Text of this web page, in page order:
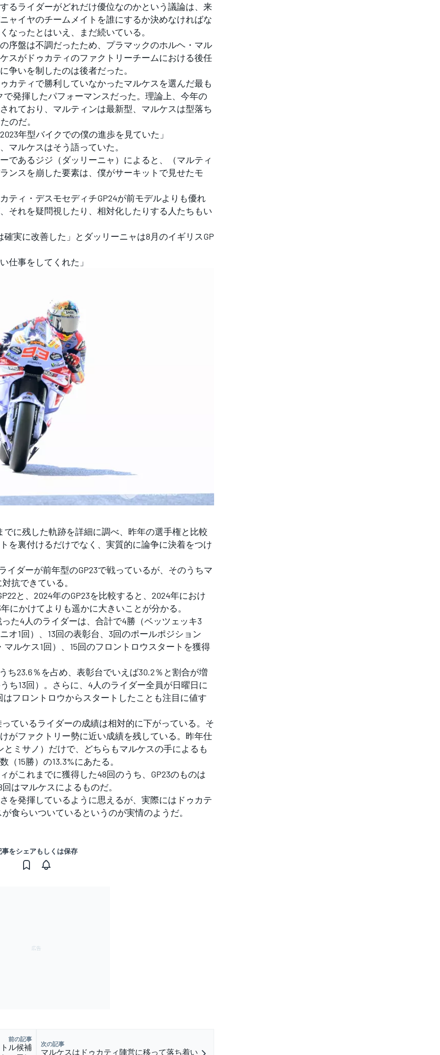
ライダーがどれだけ優位なのかという議論は、来
ャイヤのチームメイトを誰にするか決めなければな
なったとはいえ、まだ続いている。
盤は不調だったため、プラマックのホルヘ・マル
スがドゥカティのファクトリーチームにおける後任
争いを制したのは後者だった。
ティで勝利していなかったマルケスを選んだ最も
で発揮したパフォーマンスだった。理論上、今年の
れており、マルティンは最新型、マルケスは型落ち
のだ。
年型バイクでの僕の進歩を見ていた」
ルケスはそう語っていた。
であるジジ（ダッリーニャ）によると、（マルティ
ンスを崩した要素は、僕がサーキットで見せたモ
ィ・デスモセディチGP24が前モデルよりも優れ
それを疑問視したり、相対化したりする人たちもい
確実に改善した」とダッリーニャは8月のイギリスGP
仕事をしてくれた」
に残した軌跡を詳細に調べ、昨年の選手権と比較
を裏付けるだけでなく、実質的に論争に決着をつけ
ダーが前年型のGP23で戦っているが、そのうちマ
抗できている。
と、2024年のGP23を比較すると、2024年におけ
にかけてよりも遥かに大きいことが分かる。
た4人のライダーは、合計で4勝（ベッツェッキ3
オ1回）、13回の表彰台、3回のポールポジション
ルケス1回）、15回のフロントロウスタートを獲得
23.6％を占め、表彰台でいえば30.2％と割合が増
ち13回）。さらに、4人のライダー全員が日曜日に
フロントロウからスタートしたことも注目に値す
ているライダーの成績は相対的に下がっている。そ
がファクトリー勢に近い成績を残している。昨年仕
ミサノ）だけで、どちらもマルケスの手によるも
15勝）の13.3%にあたる。
これまでに獲得した48回のうち、GP23のものは
はマルケスによるものだ。
発揮しているように思えるが、実際にはドゥカテ
食らいついているというのが実情のようだ。
事をシェアもしくは保存
前の記事
ル候補
次の記事
マルケスはドゥカティ陣営に移って落ち着い